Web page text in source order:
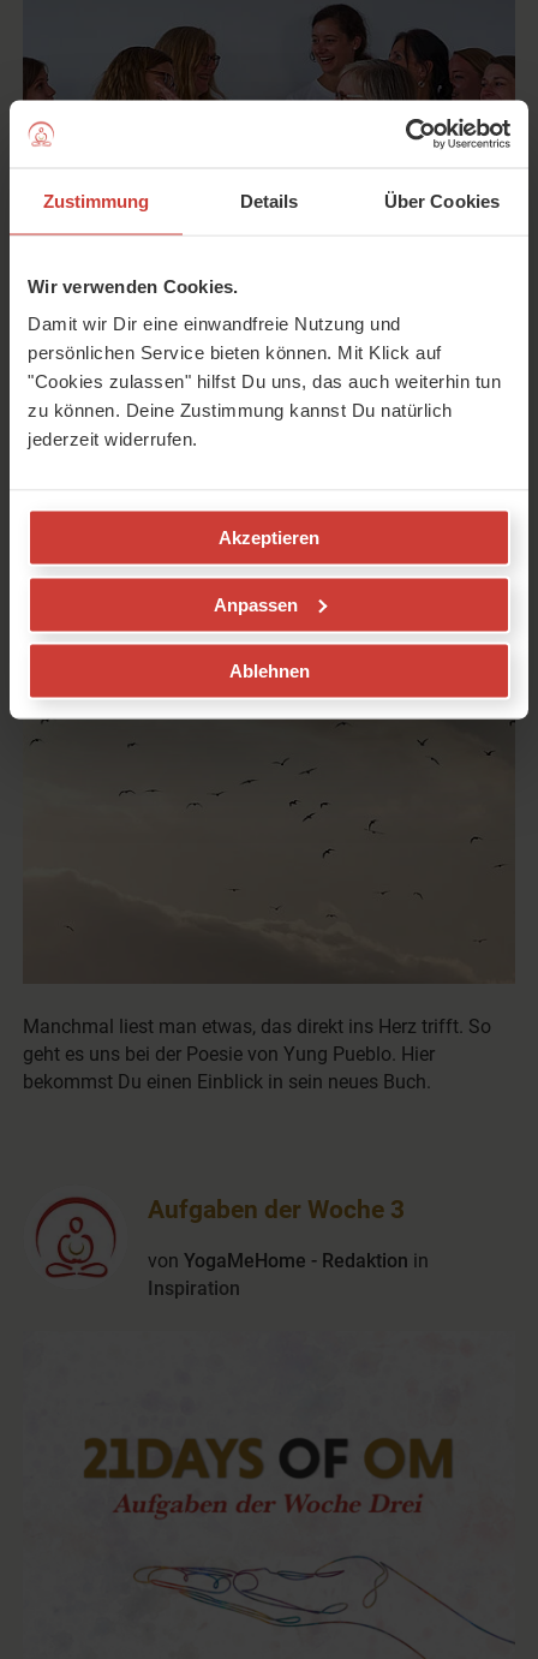
Zustimmung Details Über Cookies
Wir verwenden Cookies.
Damit wir Dir eine einwandfreie Nutzung und
persönlichen Service bieten können. Mit Klick auf
"Cookies zulassen" hilfst Du uns, das auch weiterhin tun
zu können. Deine Zustimmung kannst Du natürlich
jederzeit widerrufen.
Akzeptieren
Anpassen
Ablehnen
"Unser Ziel ist, die Kraft von Yoga dorthin zu bringen, wo
sie dringend gebraucht wird". Interview mit Cornelia
Brammen, Gründerin von YOGAHILFT.
Manchmal liest man etwas, das direkt ins Herz trifft. So
geht es uns bei der Poesie von Yung Pueblo. Hier
bekommst Du einen Einblick in sein neues Buch.
11 heilsame Gedichte von Yung
Pueblo
vonElena Patzer (Redaktion)in
InspirationundRezensionen
Aufgaben der Woche 3
vonYogaMeHome - Redaktion in
Inspiration